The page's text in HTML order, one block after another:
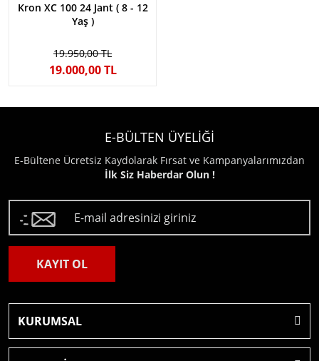
Kron XC 100 24 Jant ( 8 - 12
Yaş )
19.950,00 TL
19.000,00 TL
E-BÜLTEN ÜYELİĞİ
E-Bültene Ücretsiz Kaydolarak Fırsat ve Kampanyalarımızdan
İlk Siz Haberdar Olun !
KAYIT OL
KURUMSAL